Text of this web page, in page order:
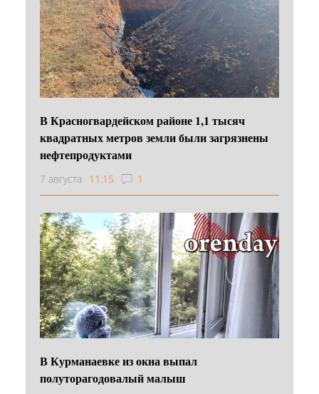
В Красногвардейском районе 1,1 тысяч
квадратных метров земли были загрязнены
нефтепродуктами
7 августа 11:15 1
В Курманаевке из окна выпал
полуторагодовалый малыш